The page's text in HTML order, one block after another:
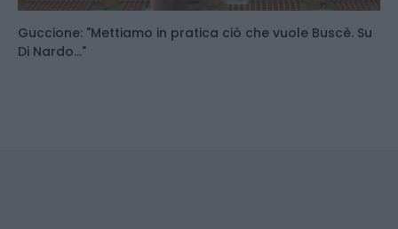
Guccione: "Mettiamo in pratica ciò che vuole Buscè. Su
Di Nardo..."